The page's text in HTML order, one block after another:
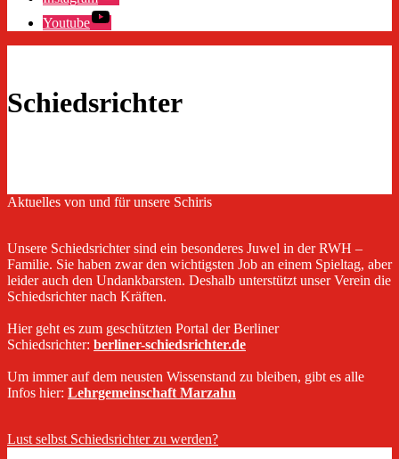
Youtube
Schiedsrichter
Aktuelles von und für unsere Schiris
Unsere Schiedsrichter sind ein besonderes Juwel in der RWH –
Familie. Sie haben zwar den wichtigsten Job an einem Spieltag, aber
leider auch den Undankbarsten. Deshalb unterstützt unser Verein die
Schiedsrichter nach Kräften.
Hier geht es zum geschützten Portal der Berliner
Schiedsrichter: berliner-schiedsrichter.de
Um immer auf dem neusten Wissenstand zu bleiben, gibt es alle
Infos hier: Lehrgemeinschaft Marzahn
Lust selbst Schiedsrichter zu werden?